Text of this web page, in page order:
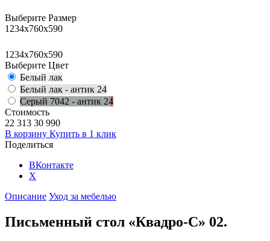
Выберите Размер
1234x760x590
1234x760x590
Выберите Цвет
Белый лак
Белый лак - антик 24
Серый 7042 - антик 24
Стоимость
22 313 30 990
В корзину Купить в 1 клик
Поделиться
ВКонтакте
X
Описание Уход за мебелью
Письменный стол «Квадро-С» 02.